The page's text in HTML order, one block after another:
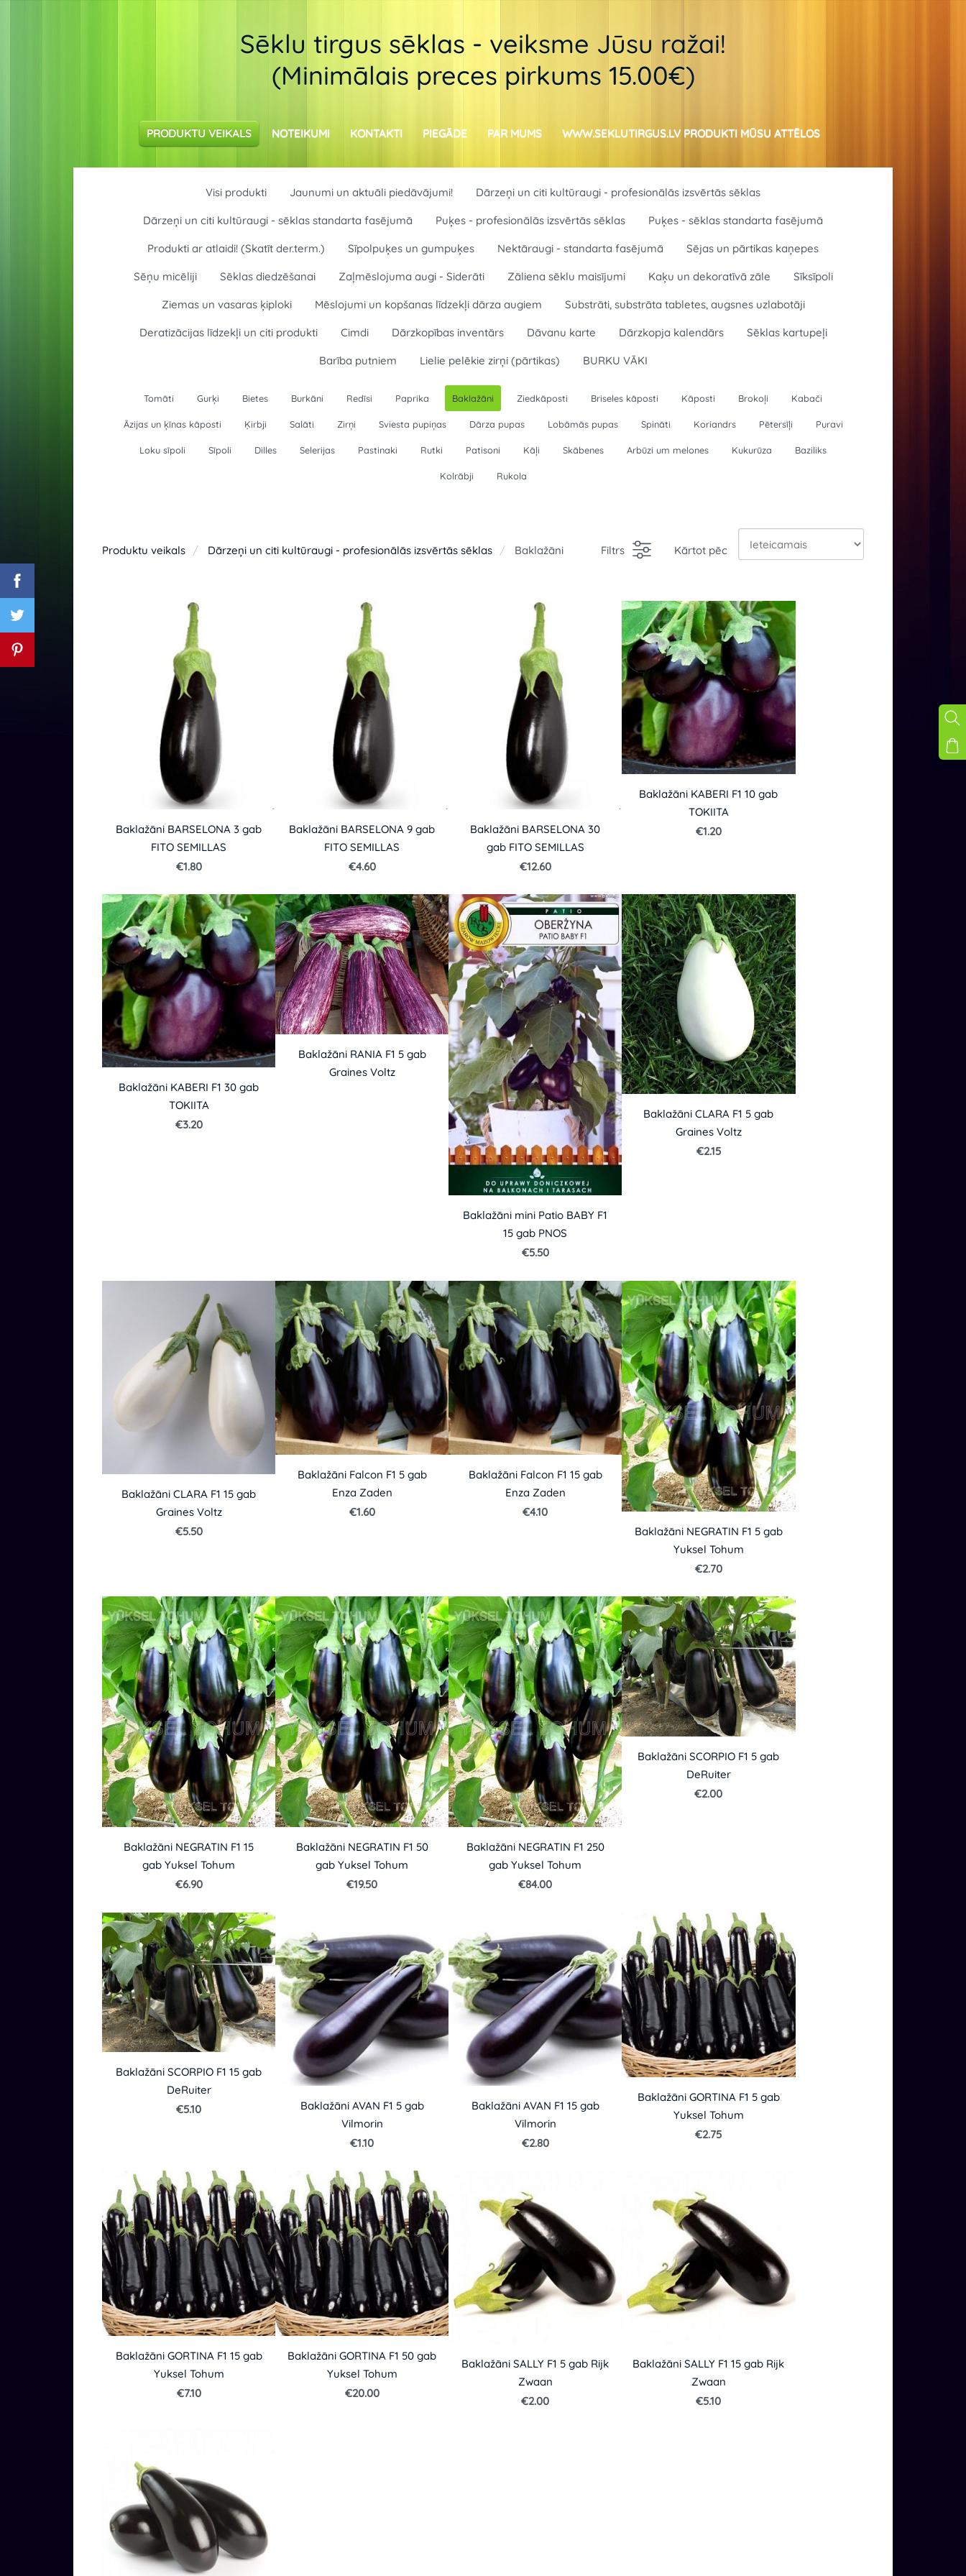
Sēklu tirgus sēklas - veiksme Jūsu ražai!
(Minimālais preces pirkums 15.00€)
PRODUKTU VEIKALS NOTEIKUMI KONTAKTI PIEGĀDE PAR MUMS WWW.SEKLUTIRGUS.LV PRODUKTI MŪSU ATTĒLOS
Visi produkti Jaunumi un aktuāli piedāvājumi! Dārzeņi un citi kultūraugi - profesionālās izsvērtās sēklas
Dārzeņi un citi kultūraugi - sēklas standarta fasējumā Puķes - profesionālās izsvērtās sēklas Puķes - sēklas standarta fasējumā
Produkti ar atlaidi! (Skatīt der.term.) Sīpolpuķes un gumpuķes Nektāraugi - standarta fasējumā Sējas un pārtikas kaņepes
Sēņu micēliji Sēklas diedzēšanai Zaļmēslojuma augi - Siderāti Zāliena sēklu maisījumi Kaķu un dekoratīvā zāle Sīksīpoli
Ziemas un vasaras ķiploki Mēslojumi un kopšanas līdzekļi dārza augiem Substrāti, substrāta tabletes, augsnes uzlabotāji
Deratizācijas līdzekļi un citi produkti Cimdi Dārzkopības inventārs Dāvanu karte Dārzkopja kalendārs Sēklas kartupeļi
Barība putniem Lielie pelēkie zirņi (pārtikas) BURKU VĀKI
Tomāti Gurķi Bietes Burkāni Redīsi Paprika Baklažāni Ziedkāposti Briseles kāposti Kāposti Brokoļi Kabači
Āzijas un ķīnas kāposti Ķirbji Salāti Zirņi Sviesta pupiņas Dārza pupas Lobāmās pupas Spināti Koriandrs Pētersīļi Puravi
Loku sīpoli Sīpoli Dilles Selerijas Pastinaki Rutki Patisoni Kāļi Skābenes Arbūzi um melones Kukurūza Baziliks
Kolrābji Rukola
Produktu veikals Dārzeņi un citi kultūraugi - profesionālās izsvērtās sēklas Baklažāni Filtrs Kārtot pēc
Baklažāni BARSELONA 3 gab
FITO SEMILLAS
€1.80
Baklažāni BARSELONA 9 gab
FITO SEMILLAS
€4.60
Baklažāni BARSELONA 30
gab FITO SEMILLAS
€12.60
Baklažāni KABERI F1 10 gab
TOKIITA
€1.20
Baklažāni KABERI F1 30 gab
TOKIITA
€3.20
Baklažāni RANIA F1 5 gab
Graines Voltz
Baklažāni mini Patio BABY F1
15 gab PNOS
€5.50
Baklažāni CLARA F1 5 gab
Graines Voltz
€2.15
Baklažāni CLARA F1 15 gab
Graines Voltz
€5.50
Baklažāni Falcon F1 5 gab
Enza Zaden
€1.60
Baklažāni Falcon F1 15 gab
Enza Zaden
€4.10
Baklažāni NEGRATIN F1 5 gab
Yuksel Tohum
€2.70
Baklažāni NEGRATIN F1 15
gab Yuksel Tohum
€6.90
Baklažāni NEGRATIN F1 50
gab Yuksel Tohum
€19.50
Baklažāni NEGRATIN F1 250
gab Yuksel Tohum
€84.00
Baklažāni SCORPIO F1 5 gab
DeRuiter
€2.00
Baklažāni SCORPIO F1 15 gab
DeRuiter
€5.10
Baklažāni AVAN F1 5 gab
Vilmorin
€1.10
Baklažāni AVAN F1 15 gab
Vilmorin
€2.80
Baklažāni GORTINA F1 5 gab
Yuksel Tohum
€2.75
Baklažāni GORTINA F1 15 gab
Yuksel Tohum
€7.10
Baklažāni GORTINA F1 50 gab
Yuksel Tohum
€20.00
Baklažāni SALLY F1 5 gab Rijk
Zwaan
€2.00
Baklažāni SALLY F1 15 gab Rijk
Zwaan
€5.10